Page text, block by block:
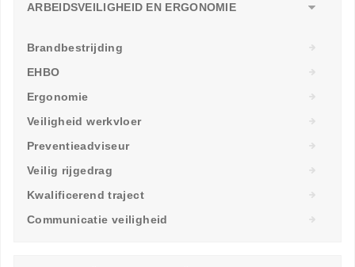
ARBEIDSVEILIGHEID EN ERGONOMIE
Brandbestrijding
EHBO
Ergonomie
Veiligheid werkvloer
Preventieadviseur
Veilig rijgedrag
Kwalificerend traject
Communicatie veiligheid